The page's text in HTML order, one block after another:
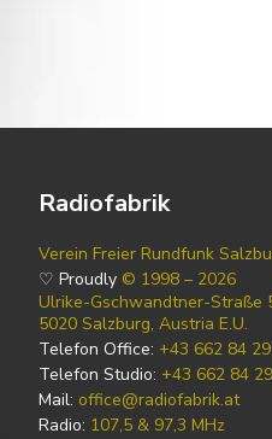
Radiofabrik
Verein Freier Rundfunk
♡ Proudly © 1998 – 2026
Ulrike-Gschwandtner-Straße
5020 Salzburg, Austria E.U.
Telefon Office: +43 662 84
Telefon Studio: +43 662 84
Mail: office@radiofabrik.at
Radio: 107,5 & 97,3 MHz